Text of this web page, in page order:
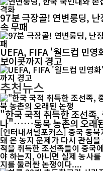
97분 극장골! 연변룽딩,
속 무패
UEFA, FIFA '월드컵 민
보이콧까지 경고
추천뉴스
"한국 국적 취득한 조선족,
나"……동북 농촌의 오래
[인터내셔널포커스] 중국 동
돼 온 농지 문제가 다시 관심
적을 취득한 조선족들이 중국
야 하는지, 아니면 실제 농사
지를 둘러싼 논쟁이다....